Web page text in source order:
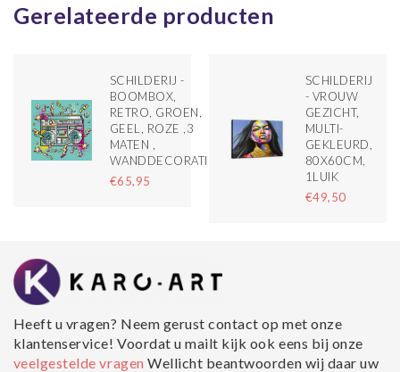
Gerelateerde producten
SCHILDERIJ -
BOOMBOX,
RETRO, GROEN,
GEEL, ROZE ,3
MATEN ,
WANDDECORATIE
€65,95
SCHILDERIJ
- VROUW
GEZICHT,
MULTI-
GEKLEURD,
80X60CM,
1LUIK
€49,50
Heeft u vragen? Neem gerust contact op met onze
klantenservice! Voordat u mailt kijk ook eens bij onze
veelgestelde vragenWellicht beantwoorden wij daar uw